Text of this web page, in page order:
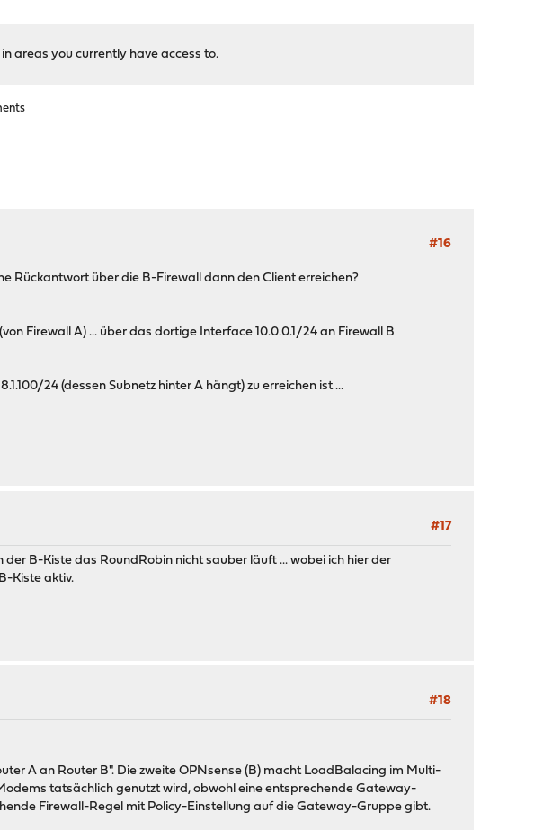
areas you currently have access to.
#16
Rückantwort über die B-Firewall dann den Client erreichen?
Firewall A) ... über das dortige Interface 10.0.0.1/24 an Firewall B
24 (dessen Subnetz hinter A hängt) zu erreichen ist ...
#17
B-Kiste das RoundRobin nicht sauber läuft ... wobei ich hier der
Kiste aktiv.
#18
A an Router B". Die zweite OPNsense (B) macht LoadBalacing im Multi-
tatsächlich genutzt wird, obwohl eine entsprechende Gateway-
Firewall-Regel mit Policy-Einstellung auf die Gateway-Gruppe gibt.